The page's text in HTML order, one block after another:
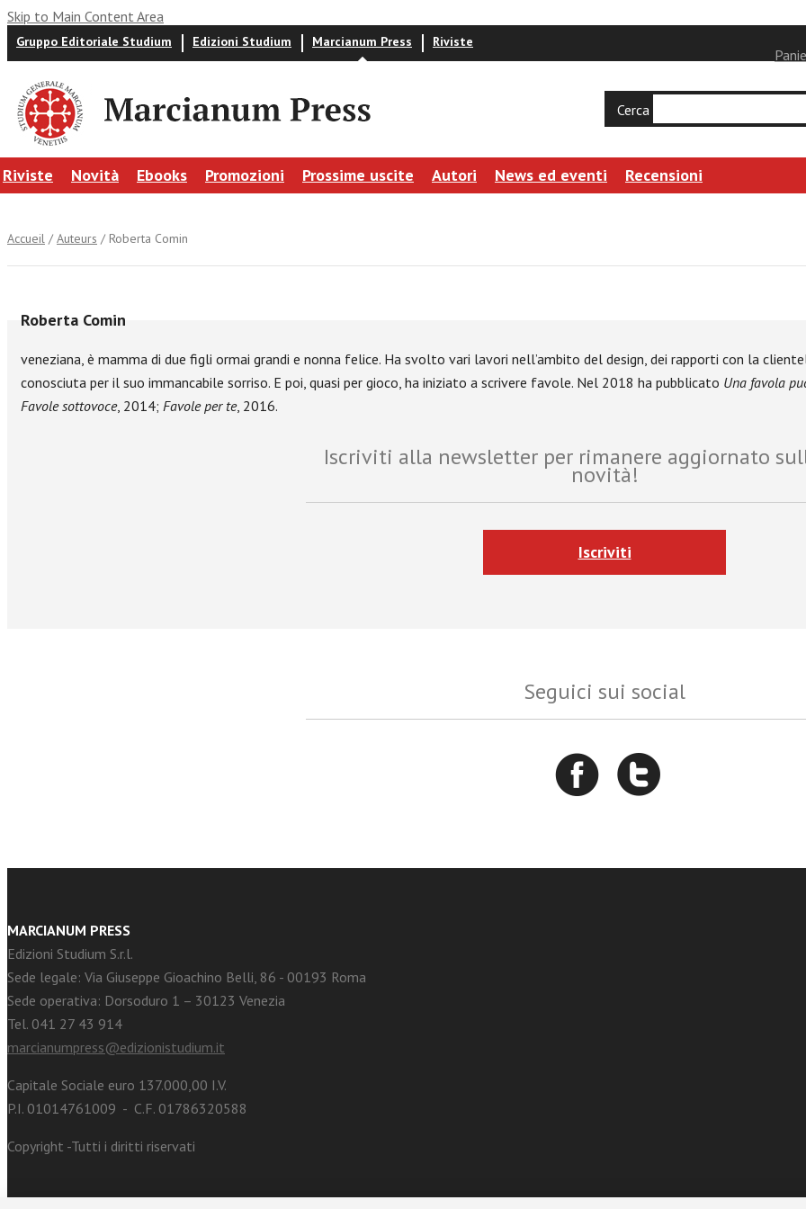
Skip to Main Content Area
Gruppo Editoriale Studium Edizioni Studium Marcianum Press Riviste
Cerca
Riviste Novità Ebooks Promozioni Prossime uscite Autori News ed eventi Recensioni
Accueil /Auteurs / Roberta Comin
Roberta Comin
veneziana, è mamma di due figli ormai grandi e nonna felice. Ha svolto vari lavori nell’ambito del design, dei rapporti con la
conosciuta per il suo immancabile sorriso. E poi, quasi per gioco, ha iniziato a scrivere favole. Nel 2018 ha pubblicato Una favola
Favole sottovoce, 2014; Favole per te, 2016.
Iscriviti alla newsletter per rimanere aggiornato
novità!
Iscriviti
Seguici sui social
MARCIANUM PRESS
Edizioni Studium S.r.l.
Sede legale: Via Giuseppe Gioachino Belli, 86 - 00193 Roma
Sede operativa: Dorsoduro 1 – 30123 Venezia
Tel. 041 27 43 914
marcianumpress@edizionistudium.it
Capitale Sociale euro 137.000,00 I.V.
P.I. 01014761009 - C.F. 01786320588
Copyright -Tutti i diritti riservati